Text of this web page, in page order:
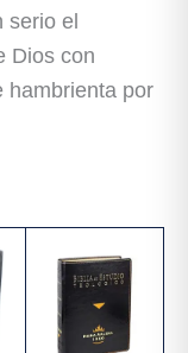
serio el
Dios con
hambrienta por